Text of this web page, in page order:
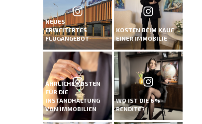
NEUES
ERWEITERTES
FLUGANGEBOT
KOSTEN BEIM KAUF
EINER IMMOBILIE
ÄHRLICHE KOSTEN
FÜR DIE
INSTANDHALTUNG
VON IMMOBILIEN
WO IST DIE 6%-
RENDITE?